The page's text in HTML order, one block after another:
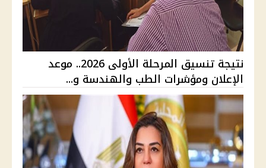
نتيجة تنسيق المرحلة الأولى 2026.. موعد
الإعلان ومؤشرات الطب والهندسة و...